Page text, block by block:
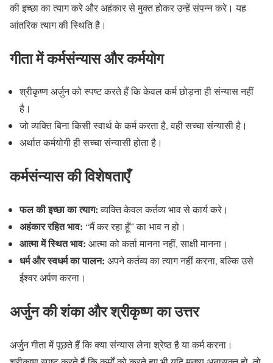
की इच्छा का त्याग करे और अहंकार से मुक्त होकर उन्हें संपन्न करे। यह
आंतरिक त्याग की स्थिति है।
गीता में कर्मसंन्यास और कर्मयोग
श्रीकृष्ण अर्जुन को स्पष्ट करते हैं कि केवल कर्म छोड़ना ही संन्यास नहीं
है।
जो व्यक्ति बिना किसी स्वार्थ के कर्म करता है, वही सच्चा संन्यासी है।
अर्थात कर्मयोगी ही सच्चा संन्यासी होता है।
कर्मसंन्यास की विशेषताएँ
फल की इच्छा का त्याग:व्यक्ति केवल कर्तव्य भाव से कार्य करे।
अहंकार रहित भाव: “मैं कर रहा हूँ” का भाव न हो।
आत्मा में स्थित भाव: आत्मा को कर्ता मानना नहीं, साक्षी मानना।
धर्म और स्वधर्म का पालन: अपने कर्तव्य का त्याग नहीं करना, बल्कि उसे
ईश्वर अर्पण करना।
अर्जुन की शंका और श्रीकृष्ण का उत्तर
अर्जुन गीता में पूछते हैं कि क्या संन्यास लेना श्रेष्ठ है या कर्म करना।